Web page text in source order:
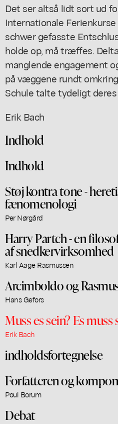
Det ser altså lidt sort ud
Internationale
schwer gefasste
holde op, må træffes.
manglende engagement
på væggene rundt
Schule talte tydeligt
Erik Bach
Indhold
Indhold
Støj kontra tone -
fænomenologi
Per Nørgård
Harry Partch - en
af snedkervirksomhed
Karl Aage Rasmussen
Arcimboldo og
Hans Gefors
Muss es sein? Es muss
Erik Bach
indholdsfortegnelse
Forfatteren og
Poul Borum
Debat